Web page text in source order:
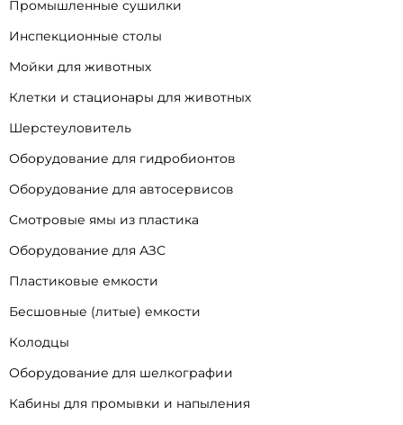
Промышленные сушилки
Инспекционные столы
Мойки для животных
Клетки и стационары для животных
Шерстеуловитель
Оборудование для гидробионтов
Оборудование для автосервисов
Смотровые ямы из пластика
Оборудование для АЗС
Пластиковые емкости
Бесшовные (литые) емкости
Колодцы
Оборудование для шелкографии
Кабины для промывки и напыления